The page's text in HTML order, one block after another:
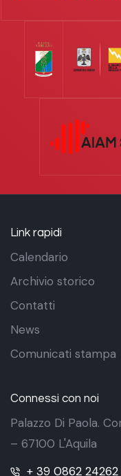
Link rapidi
Calendario
Archivio storico
Contatti
News
Comunicati stampa
Connessi con noi
Palazzo Di Paola.
– 67100 L'Aquila
+ 39 0862 24262